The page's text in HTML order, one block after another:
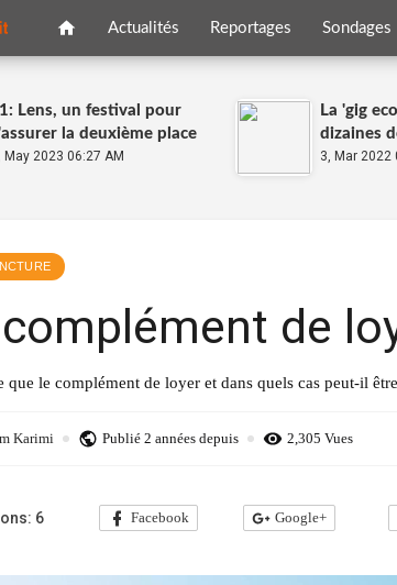
Actualités Reportages Sondages
Lens, un festival pour
la deuxième place
May 2023 06:27 AM
La 'gig
dizaines
petites
3, Mar 2022
de
que le complément de loyer et dans quels cas peut-il
Karimi Publié 2 années depuis 2,305 Vues
6 Facebook Google+